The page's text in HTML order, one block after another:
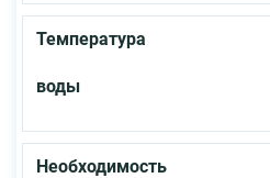
Температура
воды
Необходимость